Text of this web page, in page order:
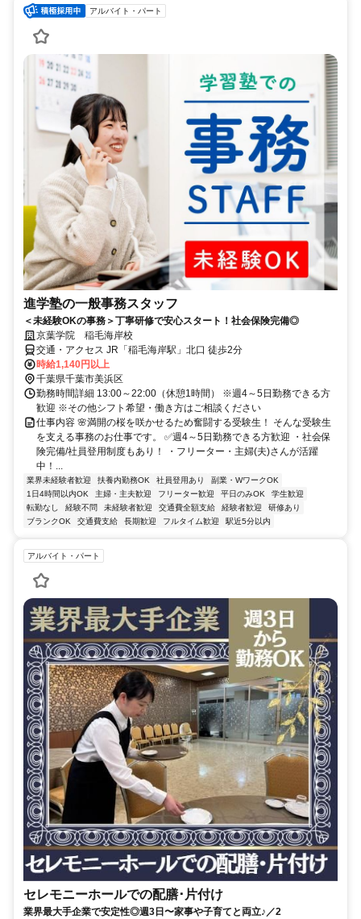
アルバイト・パート
進学塾の一般事務スタッフ
＜未経験OKの事務＞丁寧研修で安心スタート！社会保険完備◎
京葉学院 稲毛海岸校
交通・アクセス JR「稲毛海岸駅」北口 徒歩2分
時給1,140円以上
千葉県千葉市美浜区
勤務時間詳細 13:00～22:00（休憩1時間） ※週4～5日勤務できる方
歓迎 ※その他シフト希望・働き方はご相談ください
仕事内容 🌸満開の桜を咲かせるため奮闘する受験生！ そんな受験生
を支える事務のお仕事です。 ✅週4～5日勤務できる方歓迎 ・社会保
険完備/社員登用制度もあり！ ・フリーター・主婦(夫)さんが活躍
中！...
業界未経験者歓迎 扶養内勤務OK 社員登用あり
副業・WワークOK
1日4時間以内OK
主婦・主夫歓迎 フリーター歓迎 平日のみOK
学生歓迎
転勤なし
経験不問 未経験者歓迎 交通費全額支給 経験者歓迎
研修あり
ブランクOK
交通費支給 長期歓迎 フルタイム歓迎 駅近5分以内
アルバイト・パート
セレモニーホールでの配膳･片付け
業界最大手企業で安定性◎週3日〜家事や子育てと両立♪／2